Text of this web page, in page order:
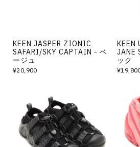
KEEN JASPER ZIONIC
SAFARI/SKY CAPTAIN - ベ
ージュ
¥20,900
KEEN
JANE
ック